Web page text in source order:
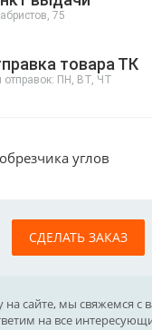
75
товара ТК
отправок: ПН, ВТ, ЧТ
углов
СДЕЛАТЬ ЗАКАЗ
на сайте, мы свяжемся с
на все